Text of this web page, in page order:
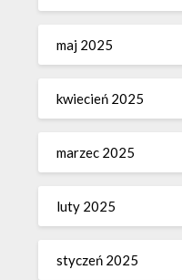
maj 2025
kwiecień 2025
marzec 2025
luty 2025
styczeń 2025